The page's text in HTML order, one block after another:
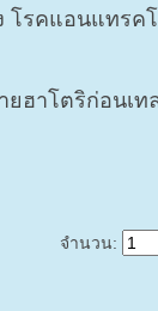
โรคแอนแทรค
ยฮาโตริก่อนเท
จำนวน: